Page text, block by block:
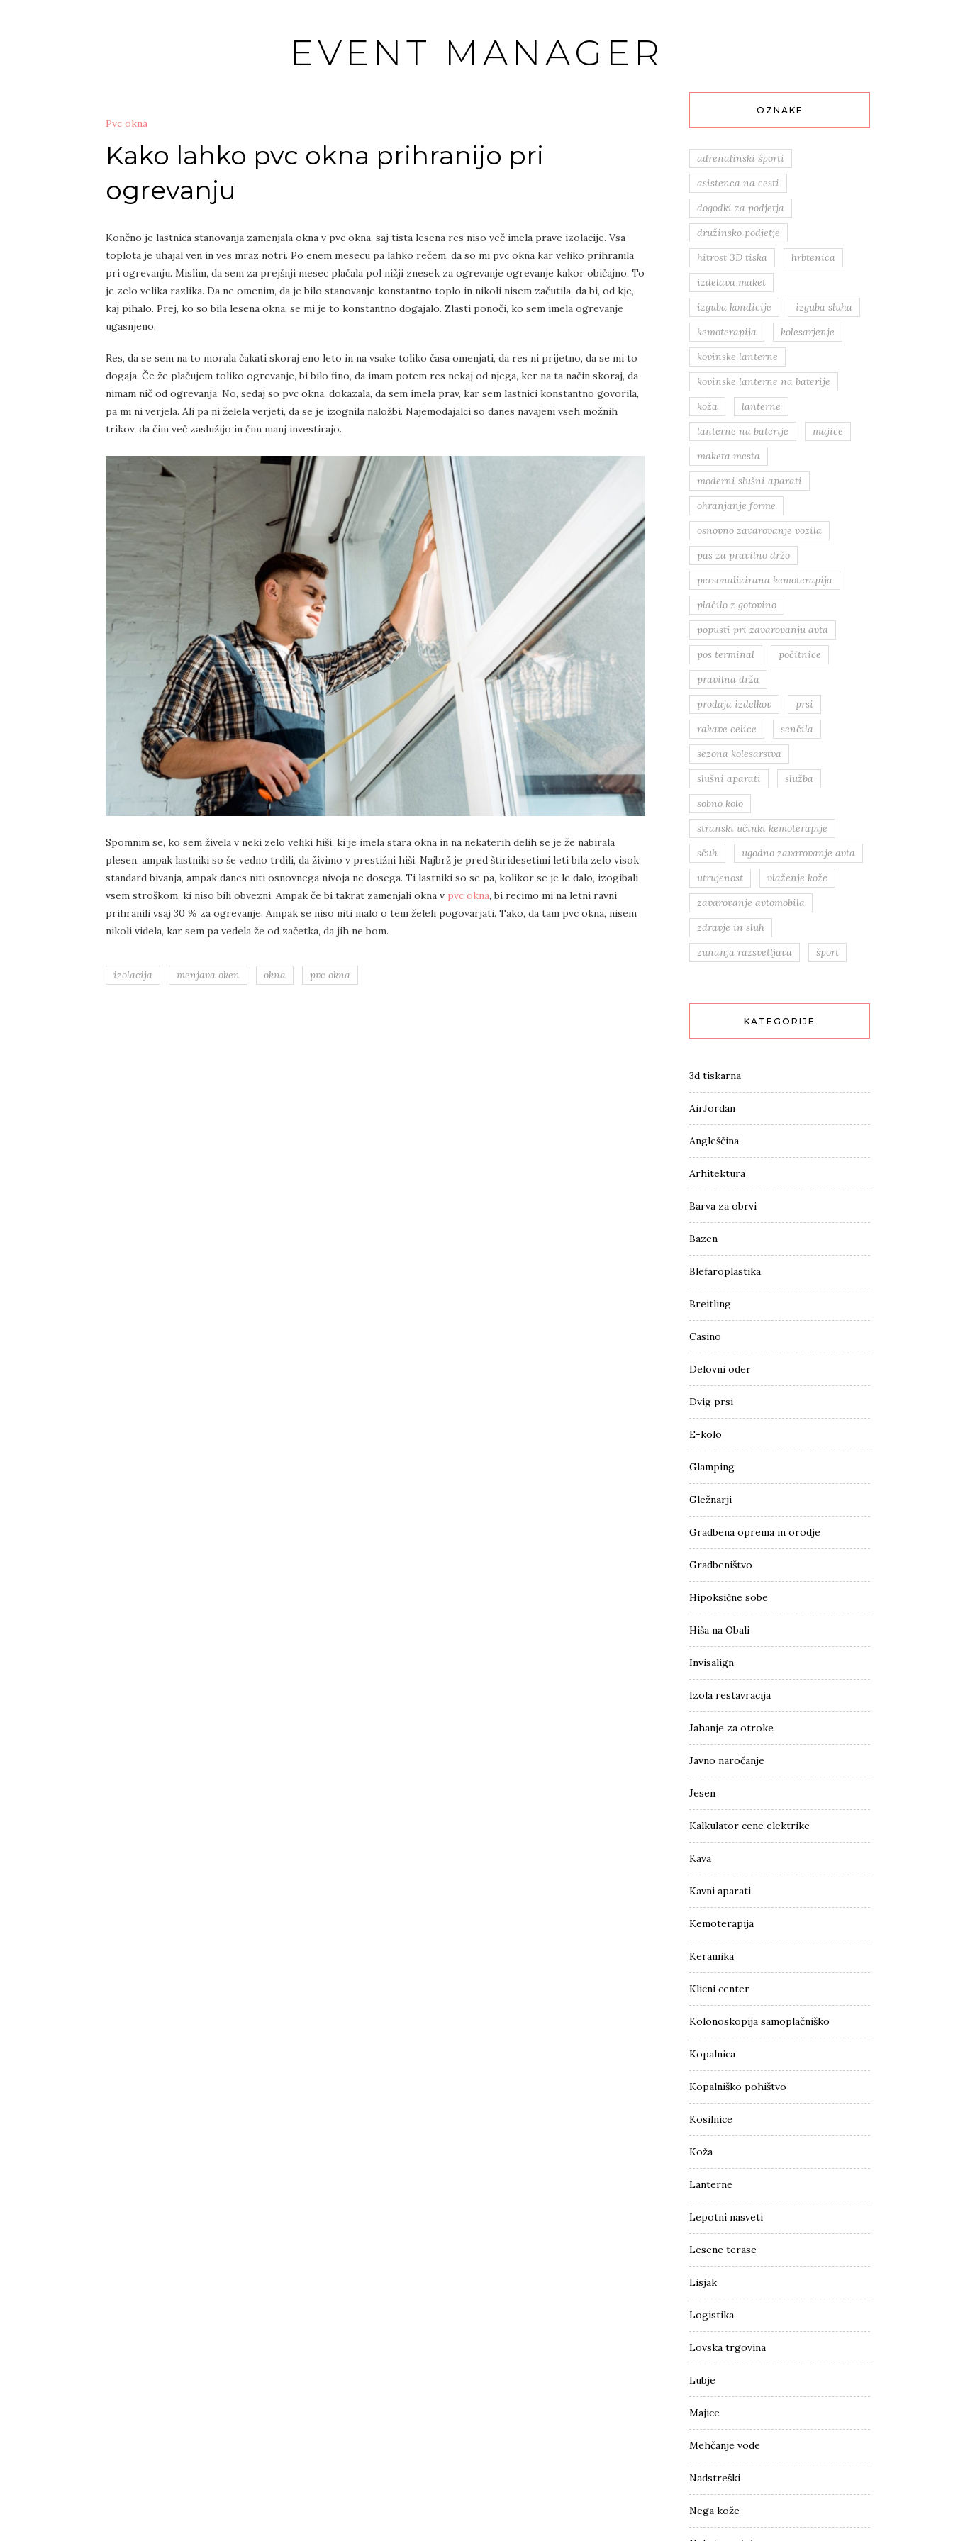
EVENT MANAGER
Pvc okna
Kako lahko pvc okna prihranijo pri
ogrevanju
Končno je lastnica stanovanja zamenjala okna v pvc okna, saj tista lesena res niso več imela prave izolacije. Vsa
toplota je uhajal ven in ves mraz notri. Po enem mesecu pa lahko rečem, da so mi pvc okna kar veliko prihranila
pri ogrevanju. Mislim, da sem za prejšnji mesec plačala pol nižji znesek za ogrevanje ogrevanje kakor običajno. To
je zelo velika razlika. Da ne omenim, da je bilo stanovanje konstantno toplo in nikoli nisem začutila, da bi, od kje,
kaj pihalo. Prej, ko so bila lesena okna, se mi je to konstantno dogajalo. Zlasti ponoči, ko sem imela ogrevanje
ugasnjeno.
Res, da se sem na to morala čakati skoraj eno leto in na vsake toliko časa omenjati, da res ni prijetno, da se mi to
dogaja. Če že plačujem toliko ogrevanje, bi bilo fino, da imam potem res nekaj od njega, ker na ta način skoraj, da
nimam nič od ogrevanja. No, sedaj so pvc okna, dokazala, da sem imela prav, kar sem lastnici konstantno govorila,
pa mi ni verjela. Ali pa ni želela verjeti, da se je izognila naložbi. Najemodajalci so danes navajeni vseh možnih
trikov, da čim več zaslužijo in čim manj investirajo.
Spomnim se, ko sem živela v neki zelo veliki hiši, ki je imela stara okna in na nekaterih delih se je že nabirala
plesen, ampak lastniki so še vedno trdili, da živimo v prestižni hiši. Najbrž je pred štiridesetimi leti bila zelo visok
standard bivanja, ampak danes niti osnovnega nivoja ne dosega. Ti lastniki so se pa, kolikor se je le dalo, izogibali
vsem stroškom, ki niso bili obvezni. Ampak če bi takrat zamenjali okna v pvc okna, bi recimo mi na letni ravni
prihranili vsaj 30 % za ogrevanje. Ampak se niso niti malo o tem želeli pogovarjati. Tako, da tam pvc okna, nisem
nikoli videla, kar sem pa vedela že od začetka, da jih ne bom.
izolacija menjava oken okna pvc okna
OZNAKE
adrenalinski športi
asistenca na cesti
dogodki za podjetja
družinsko podjetje
hitrost 3D tiska
hrbtenica
izdelava maket
izguba kondicije
izguba sluha
kemoterapija
kolesarjenje
kovinske lanterne
kovinske lanterne na baterije
koža
lanterne
lanterne na baterije
majice
maketa mesta
moderni slušni aparati
ohranjanje forme
osnovno zavarovanje vozila
pas za pravilno držo
personalizirana kemoterapija
plačilo z gotovino
popusti pri zavarovanju avta
pos terminal
počitnice
pravilna drža
prodaja izdelkov
prsi
rakave celice
senčila
sezona kolesarstva
slušni aparati
služba
sobno kolo
stranski učinki kemoterapije
sčuh
ugodno zavarovanje avta
utrujenost
vlaženje kože
zavarovanje avtomobila
zdravje in sluh
zunanja razsvetljava
šport
KATEGORIJE
3d tiskarna
AirJordan
Angleščina
Arhitektura
Barva za obrvi
Bazen
Blefaroplastika
Breitling
Casino
Delovni oder
Dvig prsi
E-kolo
Glamping
Gležnarji
Gradbena oprema in orodje
Gradbeništvo
Hipoksične sobe
Hiša na Obali
Invisalign
Izola restavracija
Jahanje za otroke
Javno naročanje
Jesen
Kalkulator cene elektrike
Kava
Kavni aparati
Kemoterapija
Keramika
Klicni center
Kolonoskopija samoplačniško
Kopalnica
Kopalniško pohištvo
Kosilnice
Koža
Lanterne
Lepotni nasveti
Lesene terase
Lisjak
Logistika
Lovska trgovina
Lubje
Majice
Mehčanje vode
Nadstreški
Nega kože